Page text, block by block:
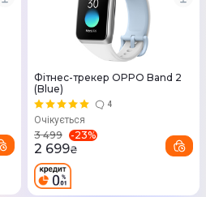
Фітнес-трекер OPPO Band 2
(Blue)
4
Очікується
3 499 -23%
2 699₴